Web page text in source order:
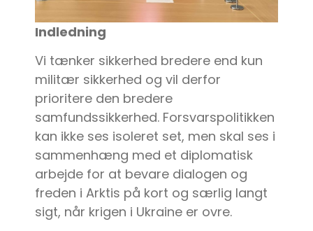
Indledning
Vi tænker sikkerhed bredere end kun
militær sikkerhed og vil derfor
prioritere den bredere
samfundssikkerhed. Forsvarspolitikken
kan ikke ses isoleret set, men skal ses i
sammenhæng med et diplomatisk
arbejde for at bevare dialogen og
freden i Arktis på kort og særlig langt
sigt, når krigen i Ukraine er ovre.